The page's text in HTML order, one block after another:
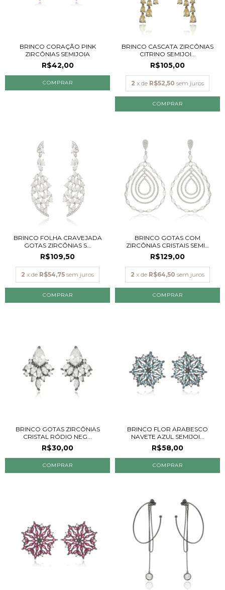
BRINCO CORAÇÃO PINK
ZIRCÔNIAS SEMIJOIA
R$42,00
BRINCO CASCATA ZIRCÔNIAS
CITRINO SEMIJOI...
R$105,00
2 x de R$52,50 sem juros
BRINCO FOLHA CRAVEJADA
GOTAS ZIRCÔNIAS S...
R$109,50
2 x de R$54,75 sem juros
BRINCO GOTAS COM
ZIRCÔNIAS CRISTAIS SEMI...
R$129,00
2 x de R$64,50 sem juros
BRINCO GOTAS ZIRCÔNIAS
CRISTAL RÓDIO NEG...
R$30,00
BRINCO FLOR ARABESCO
NAVETE AZUL SEMIJOI...
R$58,00